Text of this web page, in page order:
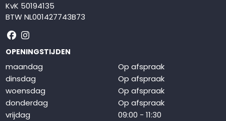
KvK 50194135
BTW NL001427743B73
Volg ons op Facebook
Volg ons op Instagram
OPENINGSTIJDEN
maandag
Op afspraak
dinsdag
Op afspraak
woensdag
Op afspraak
donderdag
Op afspraak
vrijdag
09:00 - 11:30